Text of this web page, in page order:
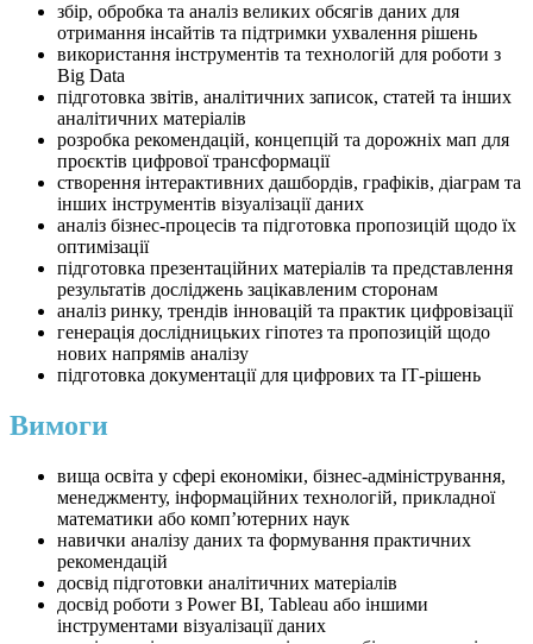
збір, обробка та аналіз великих обсягів даних для
отримання інсайтів та підтримки ухвалення рішень
використання інструментів та технологій для роботи з
Big Data
підготовка звітів, аналітичних записок, статей та інших
аналітичних матеріалів
розробка рекомендацій, концепцій та дорожніх мап для
проєктів цифрової трансформації
створення інтерактивних дашбордів, графіків, діаграм та
інших інструментів візуалізації даних
аналіз бізнес-процесів та підготовка пропозицій щодо їх
оптимізації
підготовка презентаційних матеріалів та представлення
результатів досліджень зацікавленим сторонам
аналіз ринку, трендів інновацій та практик цифровізації
генерація дослідницьких гіпотез та пропозицій щодо
нових напрямів аналізу
підготовка документації для цифрових та ІТ-рішень
Вимоги
вища освіта у сфері економіки, бізнес-адміністрування,
менеджменту, інформаційних технологій, прикладної
математики або комп’ютерних наук
навички аналізу даних та формування практичних
рекомендацій
досвід підготовки аналітичних матеріалів
досвід роботи з Power BI, Tableau або іншими
інструментами візуалізації даних